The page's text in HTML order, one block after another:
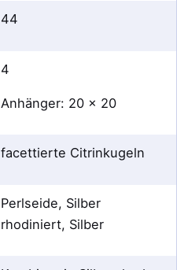
44
4
Anhänger: 20 x 20
facettierte Citrinkugeln
Perlseide, Silber
rhodiniert, Silber